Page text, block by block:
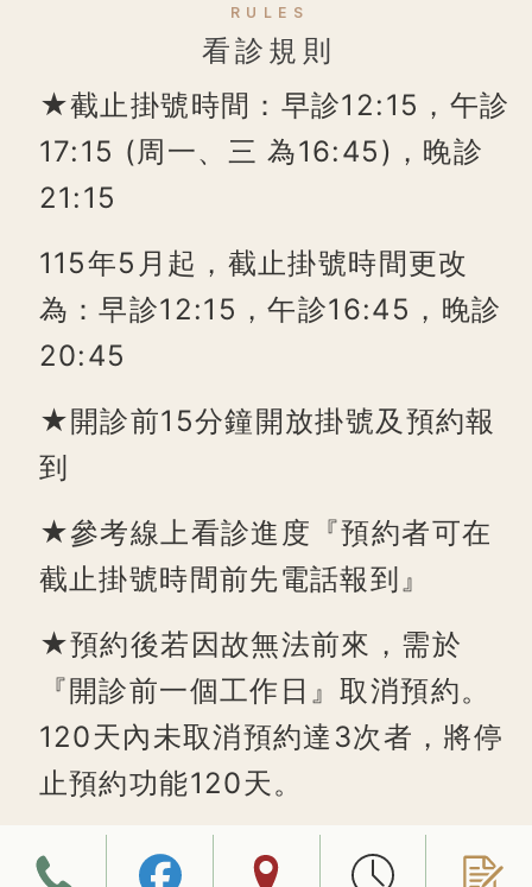
RULES
看診規則
★截止掛號時間：早診12:15，午診
17:15 (周一、三 為16:45)，晚診
21:15
115年5月起，截止掛號時間更改
為：早診12:15，午診16:45，晚診
20:45
★開診前15分鐘開放掛號及預約報
到
★參考線上看診進度『預約者可在
截止掛號時間前先電話報到』
★預約後若因故無法前來，需於
『開診前一個工作日』取消預約。
120天內未取消預約達3次者，將停
止預約功能120天。